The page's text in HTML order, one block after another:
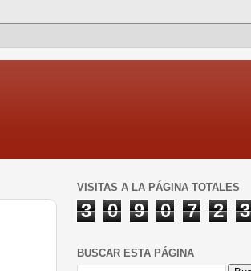
VISITAS A LA PÁGINA TOTALES
3 0 9 0 7 2 3
BUSCAR ESTA PÁGINA